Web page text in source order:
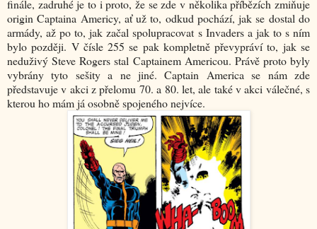
finále, zadruhé je to i proto, že se zde v několika příbězích zmiňuje
origin Captaina Americy, ať už to, odkud pochází, jak se dostal do
armády, až po to, jak začal spolupracovat s Invaders a jak to s ním
bylo později. V čísle 255 se pak kompletně převypráví to, jak se
neduživý Steve Rogers stal Captainem Americou. Právě proto byly
vybrány tyto sešity a ne jiné. Captain America se nám zde
představuje v akci z přelomu 70. a 80. let, ale také v akci válečné, s
kterou ho mám já osobně spojeného nejvíce.